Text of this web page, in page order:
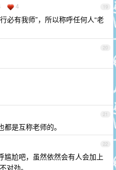
19
4
必有我师”，所以称呼任何人“老
20
21
是互称老师的。
22
尴尬吧，虽然依然会有人会加上
对劲。